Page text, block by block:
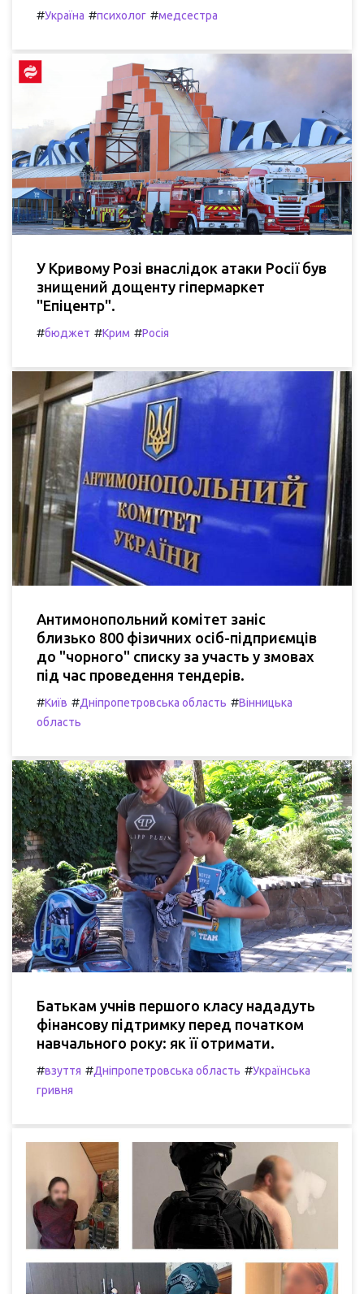
#Україна #психолог #медсестра
У Кривому Розі внаслідок атаки Росії був
знищений дощенту гіпермаркет
"Епіцентр".
#бюджет #Крим #Росія
Антимонопольний комітет заніс
близько 800 фізичних осіб-підприємців
до "чорного" списку за участь у змовах
під час проведення тендерів.
#Київ #Дніпропетровська область #Вінницька
область
Батькам учнів першого класу нададуть
фінансову підтримку перед початком
навчального року: як її отримати.
#взуття #Дніпропетровська область #Українська
гривня